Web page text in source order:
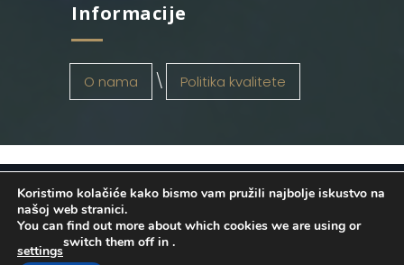
Informacije
O nama Politika kvalitete
OSATINA GRUPA d.o.o. 2026
. Configured
byINFOS Osijek. Sva prava pridržana.
Koristimo kolačiće kako bismo vam pružili najbolje iskustvo na
našoj web stranici.
You can find out more about which cookies we are using or
switch them off in
settings
.